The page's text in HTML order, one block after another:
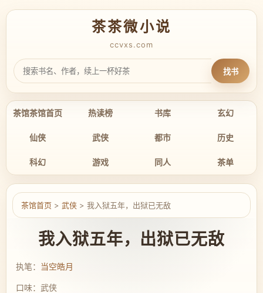
茶茶微小说
ccvxs.com
找书
茶馆茶馆首页 热读榜 书库 玄幻
仙侠 武侠 都市 历史
科幻 游戏 同人 茶单
茶馆首页 > 武侠 > 我入狱五年，出狱已无敌
我入狱五年，出狱已无敌
执笔： 当空皓月
口味：武侠